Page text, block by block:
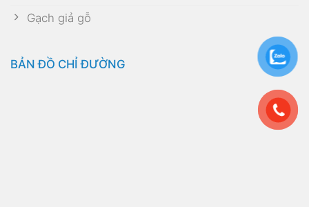
Gạch giả gỗ
BẢN ĐỒ CHỈ ĐƯỜNG